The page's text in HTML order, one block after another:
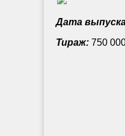
Дата
Тираж: 750